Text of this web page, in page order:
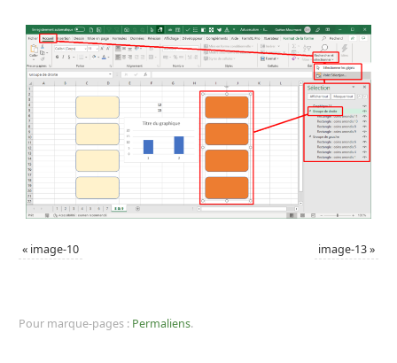
« image-10 image-13»
Pour marque-pages : Permaliens.